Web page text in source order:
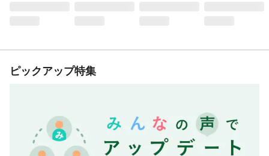
ピックアップ特集